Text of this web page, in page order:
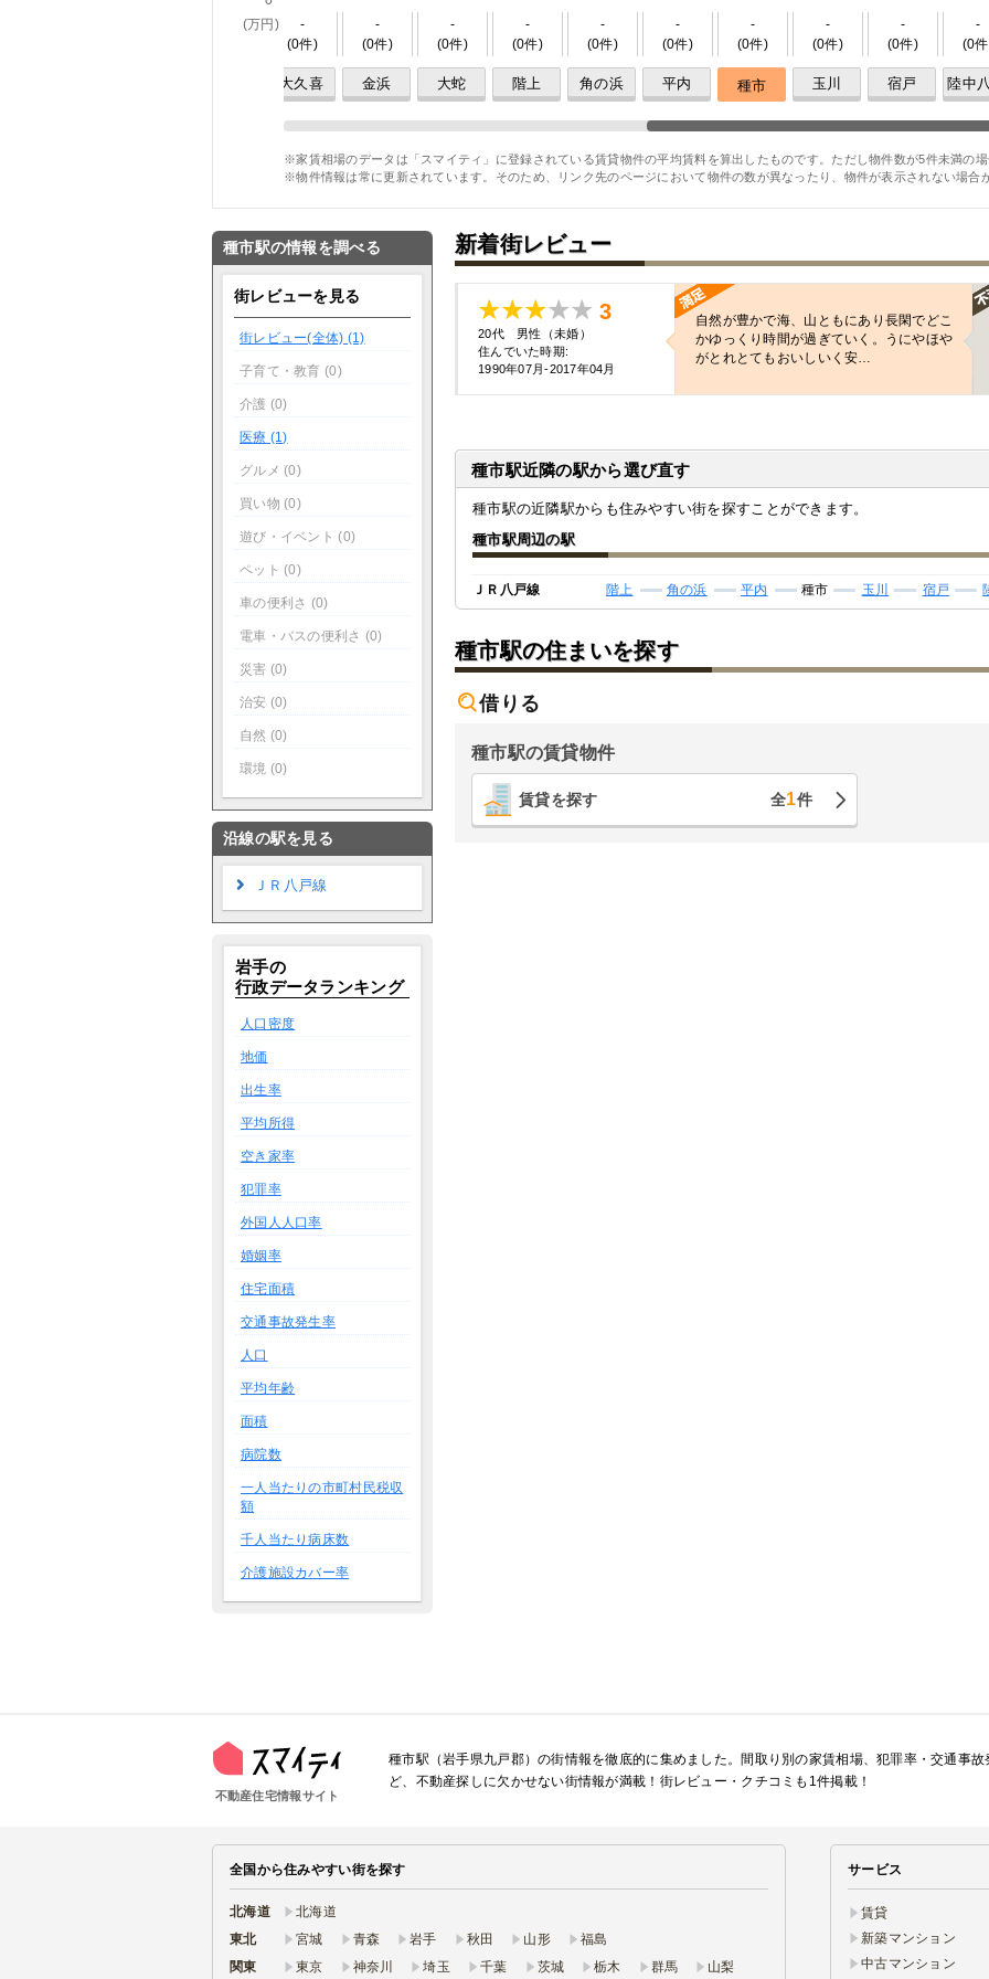
(万円)
-
(0件)
大久喜
-
(0件)
金浜
-
(0件)
大蛇
-
(0件)
階上
-
(0件)
角の浜
-
(0件)
平内
-
(0件)
種市
-
(0件)
玉川
-
(0件)
宿戸
-
(0
陸中
※家賃相場のデータは「スマイティ」に登録されている賃貸物件の平均賃料を算出したものです。ただし物件数が5件未満の
※物件情報は常に更新されています。そのため、リンク先のページにおいて物件の数が異なったり、物件が表示されない場合
種市駅の情報を調べる
街レビューを見る
街レビュー(全体) (1)
子育て・教育 (0)
介護 (0)
医療 (1)
グルメ (0)
買い物 (0)
遊び・イベント (0)
ペット (0)
車の便利さ (0)
電車・バスの便利さ (0)
災害 (0)
治安 (0)
自然 (0)
環境 (0)
沿線の駅を見る
ＪＲ八戸線
岩手の
行政データランキング
人口密度
地価
出生率
平均所得
空き家率
犯罪率
外国人人口率
婚姻率
住宅面積
交通事故発生率
人口
平均年齢
面積
病院数
一人当たりの市町村民税収
額
千人当たり病床数
介護施設カバー率
新着街レビュー
3
20代 男性（未婚）
住んでいた時期:
1990年07月-2017年04月
自然が豊かで海、山ともにあり長閑でどこ
かゆっくり時間が過ぎていく。うにやほや
がとれとてもおいしいく安…
種市駅近隣の駅から選び直す
種市駅の近隣駅からも住みやすい街を探すことができます。
種市駅周辺の駅
ＪＲ八戸線 階上 角の浜 平内 種市 玉川 宿戸
種市駅の住まいを探す
借りる
種市駅の賃貸物件
賃貸を探す 全1件
不動産住宅情報サイト
種市駅（岩手県九戸郡）の街情報を徹底的に集めました。間取り別の家賃相場、犯罪率・交通事
ど、不動産探しに欠かせない街情報が満載！街レビュー・クチコミも1件掲載！
全国から住みやすい街を探す
北海道
北海道
東北
宮城 青森 岩手 秋田 山形
福島
関東
東京 神奈川 埼玉 千葉 茨城 栃木 群馬 山梨
サービス
賃貸
新築マンション
中古マンション